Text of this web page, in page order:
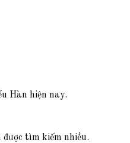
Hàn hiện nay.
tìm kiếm nhiều.